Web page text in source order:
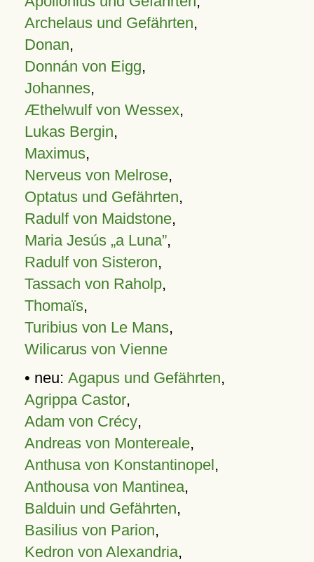
Archelaus und Gefährten,
Donan,
Donnán von Eigg,
Johannes,
Æthelwulf von Wessex,
Lukas Bergin,
Maximus,
Nerveus von Melrose,
Optatus und Gefährten,
Radulf von Maidstone,
Maria Jesús „a Luna”,
Radulf von Sisteron,
Tassach von Raholp,
Thomaïs,
Turibius von Le Mans,
Wilicarus von Vienne
• neu: Agapus und Gefährten,
Agrippa Castor,
Adam von Crécy,
Andreas von Montereale,
Anthusa von Konstantinopel,
Anthousa von Mantinea,
Balduin und Gefährten,
Basilius von Parion,
Kedron von Alexandria,